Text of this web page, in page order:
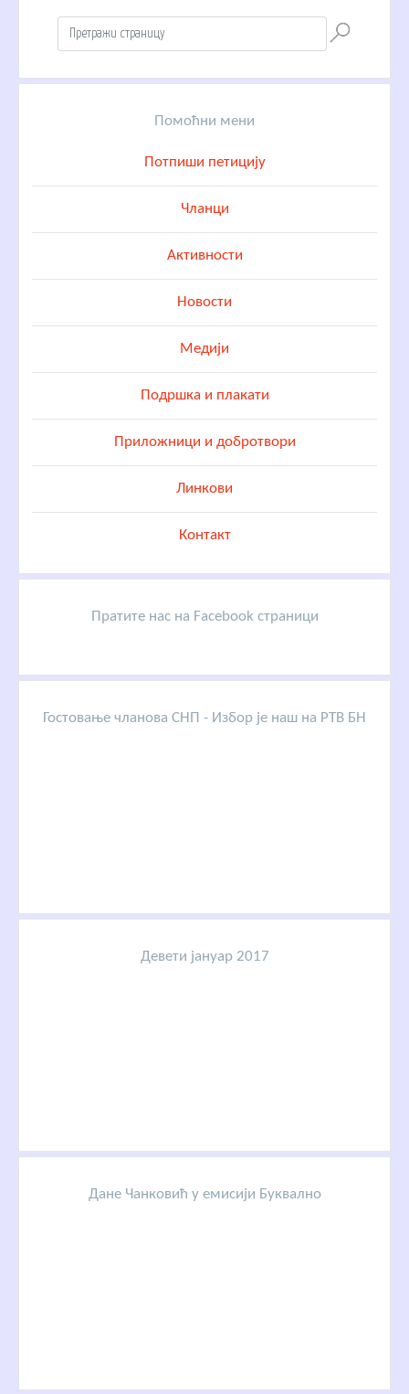
Помоћни мени
Потпиши петицију
Чланци
Активности
Новости
Медији
Подршка и плакати
Приложници и добротвори
Линкови
Контакт
Пратите нас на Facebook страници
Гостовање чланова СНП - Избор је наш на РТВ БН
Девети јануар 2017
Дане Чанковић у емисији Буквално